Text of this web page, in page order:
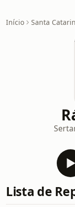
Início Santa
Lista de